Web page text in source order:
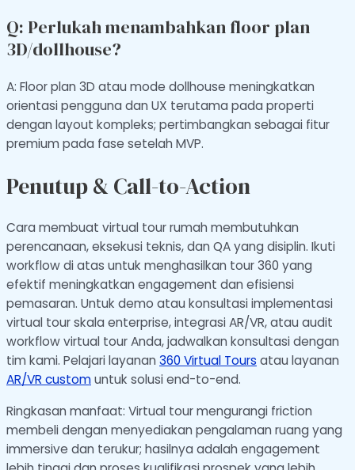
Q: Perlukah menambahkan floor plan
3D/dollhouse?
A: Floor plan 3D atau mode dollhouse meningkatkan
orientasi pengguna dan UX terutama pada properti
dengan layout kompleks; pertimbangkan sebagai fitur
premium pada fase setelah MVP.
Penutup & Call-to-Action
Cara membuat virtual tour rumah membutuhkan
perencanaan, eksekusi teknis, dan QA yang disiplin. Ikuti
workflow di atas untuk menghasilkan tour 360 yang
efektif meningkatkan engagement dan efisiensi
pemasaran. Untuk demo atau konsultasi implementasi
virtual tour skala enterprise, integrasi AR/VR, atau audit
workflow virtual tour Anda, jadwalkan konsultasi dengan
tim kami. Pelajari layanan 360 Virtual Tours atau layanan
AR/VR customuntuk solusi end-to-end.
Ringkasan manfaat: Virtual tour mengurangi friction
membeli dengan menyediakan pengalaman ruang yang
immersive dan terukur; hasilnya adalah engagement